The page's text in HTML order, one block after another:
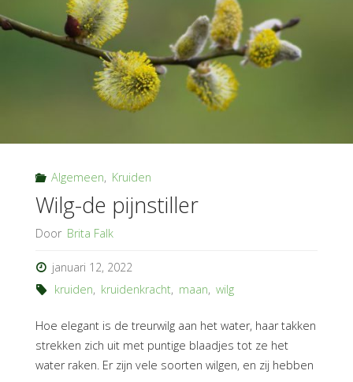
Algemeen, Kruiden
Wilg-de pijnstiller
Door Brita Falk
januari 12, 2022
kruiden, kruidenkracht, maan, wilg
Hoe elegant is de treurwilg aan het water, haar takken
strekken zich uit met puntige blaadjes tot ze het
water raken. Er zijn vele soorten wilgen, en zij hebben